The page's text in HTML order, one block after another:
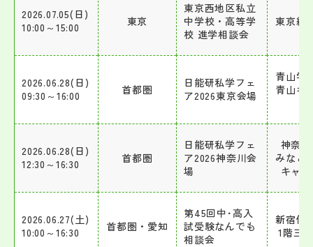
2026.07.05(日)
10:00～15:00
東京
東京西地区私立
中学校・高等学
校 進学相談会
東京経
2026.06.28(日)
09:30～16:00
首都圏
日能研私学フェ
ア2026東京会場
青山学
青山キ
2026.06.28(日)
12:30～16:30
首都圏
日能研私学フェ
ア2026神奈川会
場
神奈
みなと
キャ
2026.06.27(土)
10:00～16:30
首都圏・愛知
第45回中･高入
試受験なんでも
相談会
新宿住
1階三